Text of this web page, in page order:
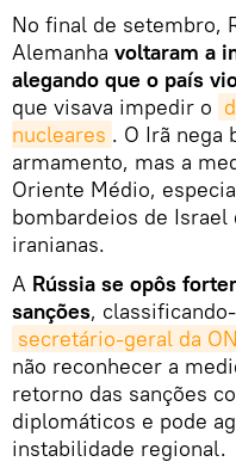
No final de setembro,
Alemanha voltaram a
alegando que o país
que visava impedir o
nucleares . O Irã nega
armamento, mas a
Oriente Médio,
bombardeios de Israel
iranianas.
A Rússia se opôs
sanções,
secretário-geral da
não reconhecer a
retorno das sanções
diplomáticos e pode
instabilidade regional.